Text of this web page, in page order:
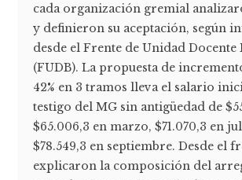
cada organización gremial
y definieron su aceptación, según
desde el Frente de Unidad Docente
(FUDB). La propuesta de
42% en 3 tramos lleva el salario
testigo del MG sin antigüedad de
$65.006,3 en marzo, $71.070,3 en
$78.549,3 en septiembre. Desde el
explicaron la composición del